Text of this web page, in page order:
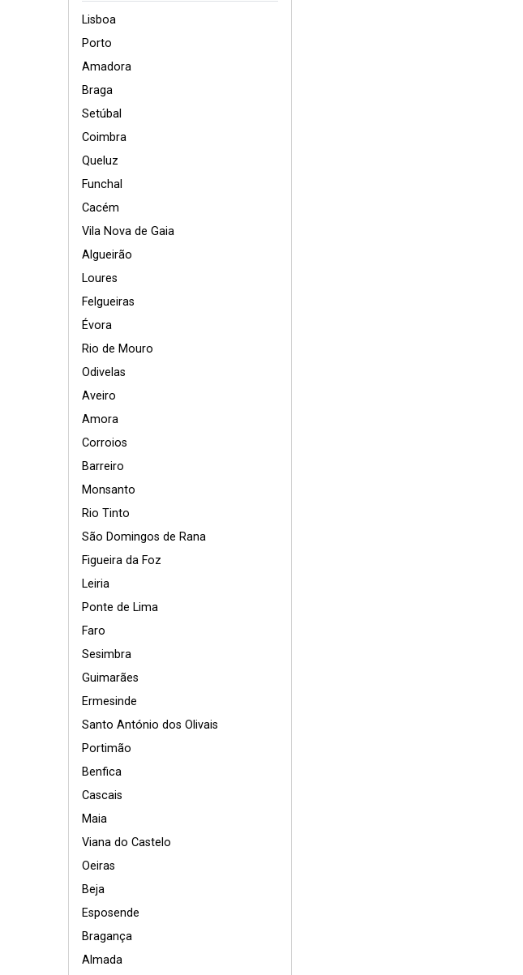
Lisboa
Porto
Amadora
Braga
Setúbal
Coimbra
Queluz
Funchal
Cacém
Vila Nova de Gaia
Algueirão
Loures
Felgueiras
Évora
Rio de Mouro
Odivelas
Aveiro
Amora
Corroios
Barreiro
Monsanto
Rio Tinto
São Domingos de Rana
Figueira da Foz
Leiria
Ponte de Lima
Faro
Sesimbra
Guimarães
Ermesinde
Santo António dos Olivais
Portimão
Benfica
Cascais
Maia
Viana do Castelo
Oeiras
Beja
Esposende
Bragança
Almada